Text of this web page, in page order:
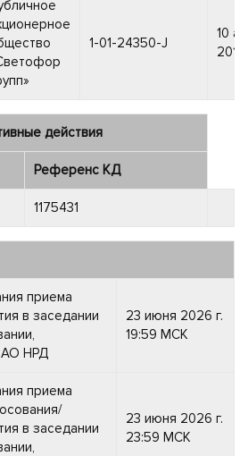
1-01-24350-J
10
2017
действия
Референс КД
1175431
приема
в заседании
АО НРД
23 июня 2026 г.
19:59 МСК
приема
в заседании
23 июня 2026 г.
23:59 МСК